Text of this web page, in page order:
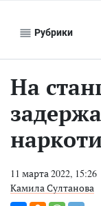
Рубрики
На
11 марта 2022, 15:26
Камила Султанова